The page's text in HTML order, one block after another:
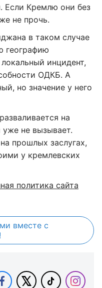
Если Кремлю они без
не прочь.
в таком случае
географию
инцидент,
ОДКБ. А
но значение у него
на
не вызывает.
прошлых заслугах,
у кремлевских
политика сайта
вместе с